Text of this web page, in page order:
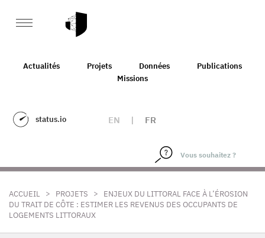
Actualités Projets Données
Publications
Missions
status.io EN | FR
ACCUEIL > PROJETS >
ENJEUX DU LITTORAL FACE À L’ÉROSION
DU TRAIT DE CÔTE : ESTIMER LES REVENUS DES OCCUPANTS DE
LOGEMENTS LITTORAUX